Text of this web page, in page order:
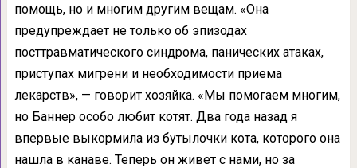
помощь, но и многим другим вещам. «Она
предупреждает не только об эпизодах
посттравматического синдрома, панических атаках,
приступах мигрени и необходимости приема
лекарств», — говорит хозяйка. «Мы помогаем многим,
но Баннер особо любит котят. Два года назад я
впервые выкормила из бутылочки кота, которого она
нашла в канаве. Теперь он живет с нами, но за